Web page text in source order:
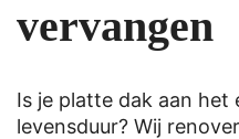
vervangen
Is je platte dak aan het
levensduur? Wij